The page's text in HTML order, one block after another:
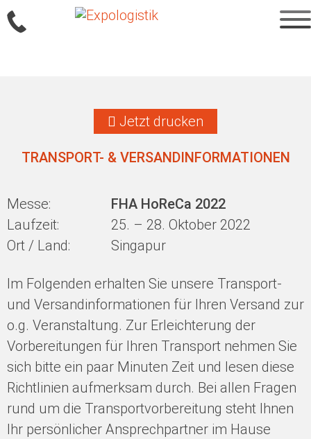
Jetzt drucken
TRANSPORT- & VERSANDINFORMATIONEN
Messe:
FHA HoReCa 2022
Laufzeit:
25. – 28. Oktober 2022
Ort / Land:
Singapur
Im Folgenden erhalten Sie unsere Transport-
und Versandinformationen für Ihren Versand zur
o.g. Veranstaltung. Zur Erleichterung der
Vorbereitungen für Ihren Transport nehmen Sie
sich bitte ein paar Minuten Zeit und lesen diese
Richtlinien aufmerksam durch. Bei allen Fragen
rund um die Transportvorbereitung steht Ihnen
Ihr persönlicher Ansprechpartner im Hause